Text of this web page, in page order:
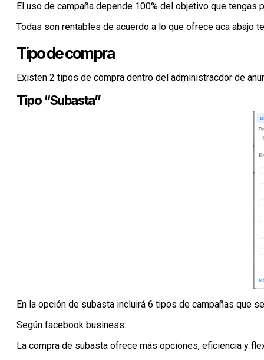
El uso de campaña depende 100% del objetivo que tengas
Todas son rentables de acuerdo a lo que ofrece aca abajo
Tipo de compra
Existen 2 tipos de compra dentro del administracdor de
Tipo “Subasta”
En la opción de subasta incluirá 6 tipos de campañas que
Según facebook business:
La compra de subasta ofrece más opciones, eficiencia y